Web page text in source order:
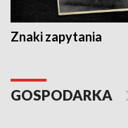
Znaki zapytania
GOSPODARKA